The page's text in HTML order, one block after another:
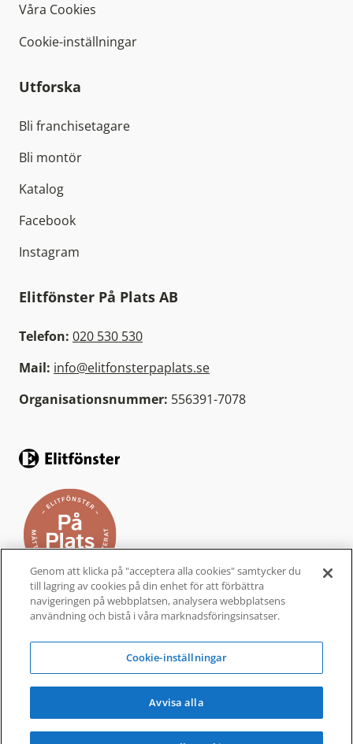
Våra Cookies
Cookie-inställningar
Utforska
Bli franchisetagare
Bli montör
Katalog
Facebook
Instagram
Elitfönster På Plats AB
Telefon: 020 530 530
Mail: info@elitfonsterpaplats.se
Organisationsnummer: 556391-7078
Elitfönster På Plats är ett helhetskoncept från
Elitfönster, för dig som vill byta fönster och
är bekvämt, enkelt och tryggt.
Genom att klicka på "acceptera alla cookies" samtycker du
till lagring av cookies på din enhet för att förbättra
navigeringen på webbplatsen, analysera webbplatsens
användning och bistå i våra marknadsföringsinsatser.
Cookie-inställningar
Avvisa alla